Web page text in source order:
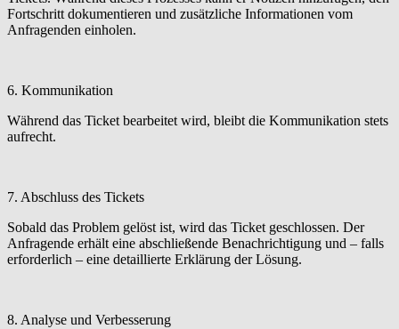
Fortschritt dokumentieren und zusätzliche Informationen vom
Anfragenden einholen.
6. Kommunikation
Während das Ticket bearbeitet wird, bleibt die Kommunikation stets
aufrecht.
7. Abschluss des Tickets
Sobald das Problem gelöst ist, wird das Ticket geschlossen. Der
Anfragende erhält eine abschließende Benachrichtigung und – falls
erforderlich – eine detaillierte Erklärung der Lösung.
8. Analyse und Verbesserung